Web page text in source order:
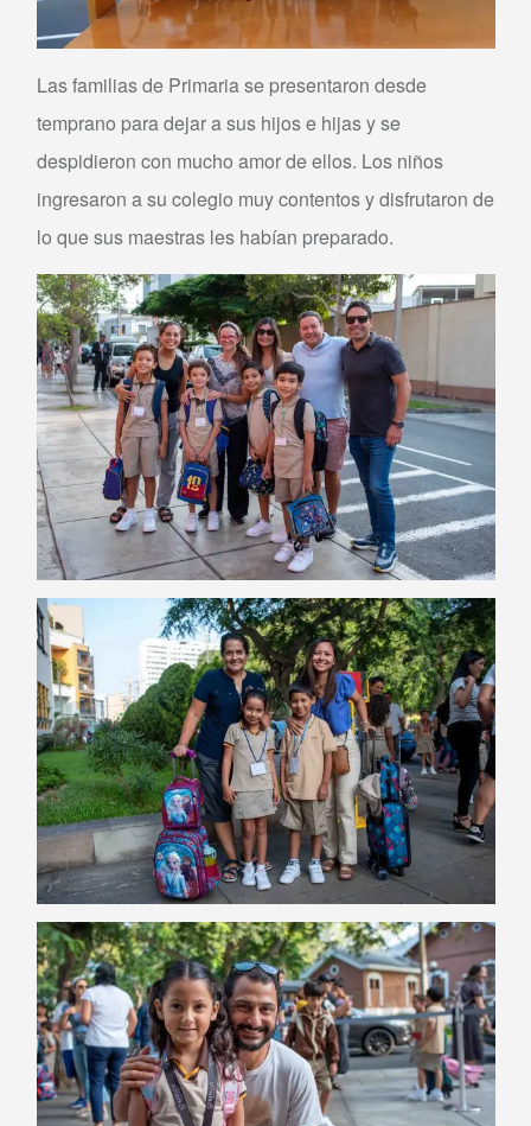
Las familias de Primaria se presentaron desde
temprano para dejar a sus hijos e hijas y se
despidieron con mucho amor de ellos. Los niños
ingresaron a su colegio muy contentos y disfrutaron de
lo que sus maestras les habían preparado.